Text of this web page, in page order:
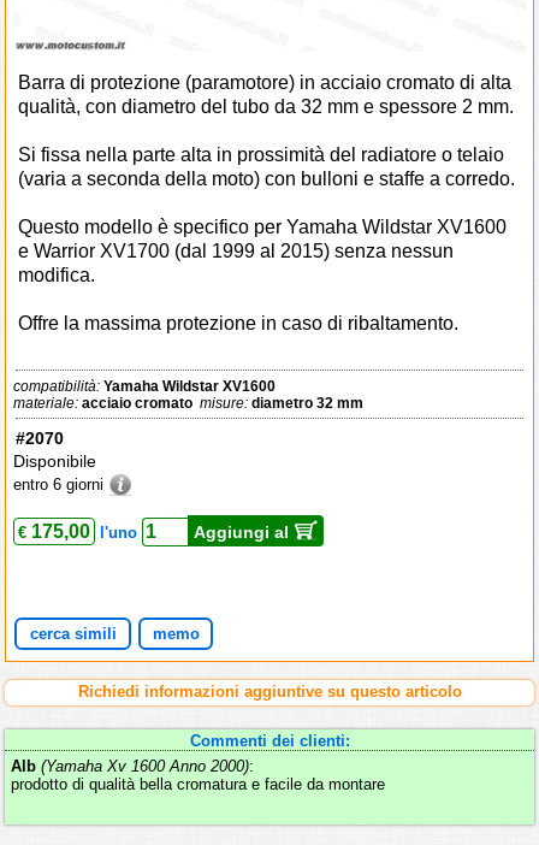
Barra di protezione (paramotore) in acciaio cromato di alta
qualità, con diametro del tubo da 32 mm e spessore 2 mm.
Si fissa nella parte alta in prossimità del radiatore o telaio
(varia a seconda della moto) con bulloni e staffe a corredo.
Questo modello è specifico per Yamaha Wildstar XV1600
e Warrior XV1700 (dal 1999 al 2015) senza nessun
modifica.
Offre la massima protezione in caso di ribaltamento.
compatibilità:Yamaha Wildstar XV1600
materiale:acciaio cromato misure:diametro 32 mm
#2070
Disponibile
entro 6 giorni
€ 175,00 l'uno Aggiungi al
cerca simili memo
Richiedi informazioni aggiuntive su questo articolo
Commenti dei clienti:
Alb (Yamaha Xv 1600 Anno 2000):
prodotto di qualità bella cromatura e facile da montare